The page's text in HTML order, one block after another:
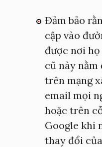
Đảm bảo
cập vào
được nơi
cũ này nằm
trên mạng
email mọi
hoặc trên
Google khi
thay đổi